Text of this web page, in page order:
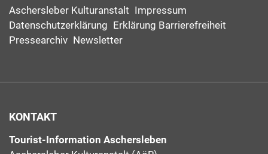
Aschersleber Kulturanstalt Impressum
Datenschutzerklärung Erklärung Barrierefreiheit
Pressearchiv Newsletter
KONTAKT
Tourist-Information Aschersleben